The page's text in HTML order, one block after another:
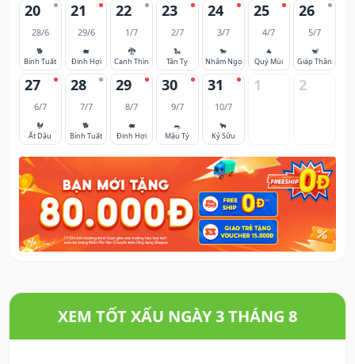
20
28/6
🐕
Bính Tuất
21
29/6
🐖
Đinh Hợi
22
1/7
🐉
Canh Thìn
23
2/7
🐍
Tân Tỵ
24
3/7
🐎
Nhâm Ngọ
25
4/7
🐐
Quý Mùi
26
5/7
🐒
Giáp Thân
27
6/7
🐓
Ất Dậu
28
7/7
🐕
Bính Tuất
29
8/7
🐖
Đinh Hợi
30
9/7
🐀
Mậu Tý
31
10/7
🐂
Kỷ Sửu
1 2
XEM TỐT XẤU NGÀY 3 THÁNG 8